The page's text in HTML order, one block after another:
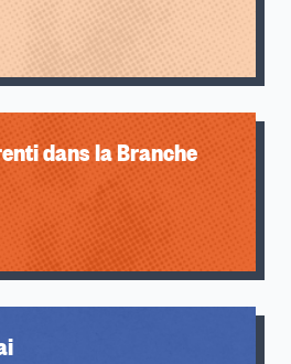
dans la Branche